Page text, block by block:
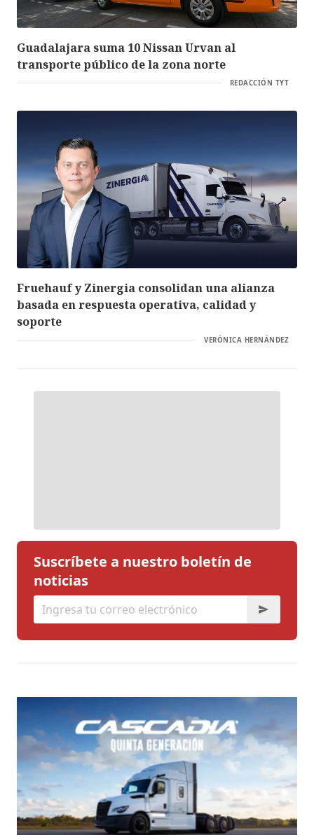
Guadalajara suma 10 Nissan Urvan al
transporte público de la zona norte
REDACCIÓN TYT
Fruehauf y Zinergia consolidan una alianza
basada en respuesta operativa, calidad y
soporte
VERÓNICA HERNÁNDEZ
Suscríbete a nuestro boletín de
noticias